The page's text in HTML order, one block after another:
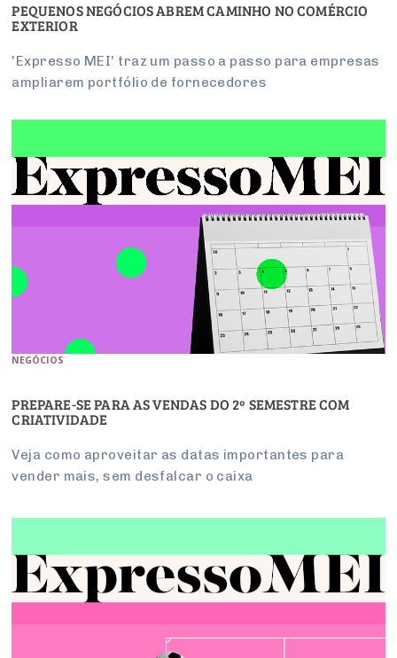
PEQUENOS NEGÓCIOS ABREM CAMINHO NO COMÉRCIO
EXTERIOR
'Expresso MEI' traz um passo a passo para empresas
ampliarem portfólio de fornecedores
NEGÓCIOS
PREPARE-SE PARA AS VENDAS DO 2º SEMESTRE COM
CRIATIVIDADE
Veja como aproveitar as datas importantes para
vender mais, sem desfalcar o caixa